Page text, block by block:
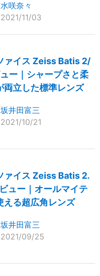
水咲奈々
2021/11/03
ァイス Zeiss Batis 2/
ー｜シャープさと柔
両立した標準レンズ
坂井田富三
2021/10/21
ァイス Zeiss Batis 2.
ュー｜オールマイテ
える超広角レンズ
坂井田富三
2021/09/25